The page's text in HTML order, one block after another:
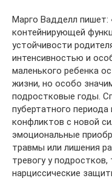
Марго Вадделл пишет:
контейнирующей
устойчивости
интенсивностью и
маленького ребенка
жизни, но особо
подростковые годы.
пубертатного
конфликтов с новой
эмоциональные
травмы или лишения
тревогу у
нарциссические